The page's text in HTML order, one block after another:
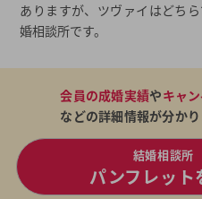
ありますが、ツヴァイはどち
婚相談所です。
会員の成婚実績やキャ
などの詳細情報が分かり
結婚相談
パンフレット